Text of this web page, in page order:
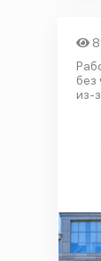
без
из-